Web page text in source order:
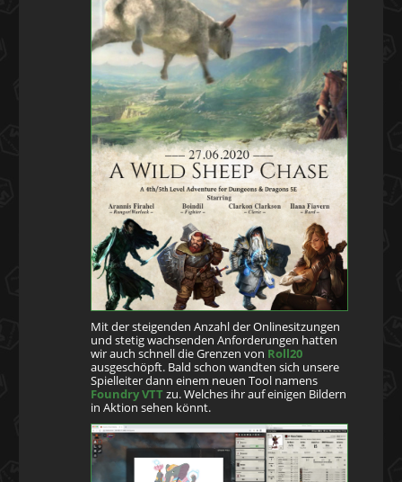
Mit der steigenden Anzahl der Onlinesitzungen
und stetig wachsenden Anforderungen hatten
wir auch schnell die Grenzen von Roll20
ausgeschöpft. Bald schon wandten sich unsere
Spielleiter dann einem neuen Tool namens
Foundry VTTzu. Welches ihr auf einigen Bildern
in Aktion sehen könnt.